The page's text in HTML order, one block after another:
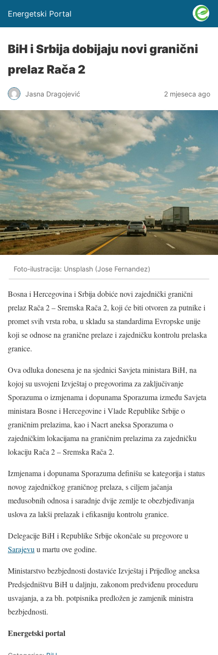
Energetski Portal
BiH i Srbija dobijaju novi granični
prelaz Rača 2
Jasna Dragojević 2 mjeseca ago
Foto-ilustracija: Unsplash (Jose Fernandez)
Bosna i Hercegovina i Srbija dobiće novi zajednički granični
prelaz Rača 2 – Sremska Rača 2, koji će biti otvoren za putnike i
promet svih vrsta roba, u skladu sa standardima Evropske unije
koji se odnose na granične prelaze i zajedničku kontrolu prelaska
granice.
Ova odluka donesena je na sjednici Savjeta ministara BiH, na
kojoj su usvojeni Izvještaj o pregovorima za zaključivanje
Sporazuma o izmjenama i dopunama Sporazuma između Savjeta
ministara Bosne i Hercegovine i Vlade Republike Srbije o
graničnim prelazima, kao i Nacrt aneksa Sporazuma o
zajedničkim lokacijama na graničnim prelazima za zajedničku
lokaciju Rača 2 – Sremska Rača 2.
Izmjenama i dopunama Sporazuma definišu se kategorija i status
novog zajedničkog graničnog prelaza, s ciljem jačanja
međusobnih odnosa i saradnje dvije zemlje te obezbjeđivanja
uslova za lakši prelazak i efikasniju kontrolu granice.
Delegacije BiH i Republike Srbije okončale su pregovore u
Sarajevu u martu ove godine.
Ministarstvo bezbjednosti dostaviće Izvještaj i Prijedlog aneksa
Predsjedništvu BiH u daljnju, zakonom predviđenu proceduru
usvajanja, a za bh. potpisnika predložen je zamjenik ministra
bezbjednosti.
Energetski portal